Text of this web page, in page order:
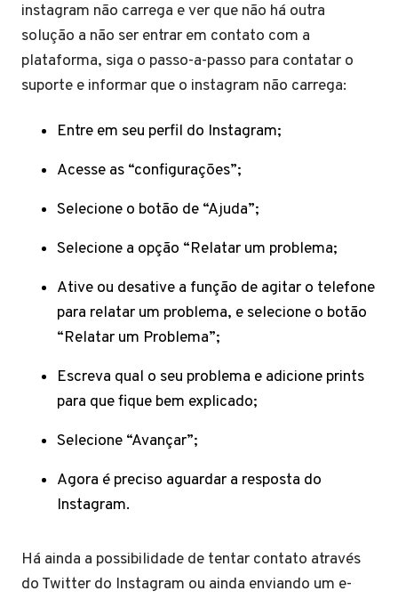
instagram não carrega e ver que não há outra
solução a não ser entrar em contato com a
plataforma, siga o passo-a-passo para contatar o
suporte e informar que o instagram não carrega:
Entre em seu perfil do Instagram;
Acesse as “configurações”;
Selecione o botão de “Ajuda”;
Selecione a opção “Relatar um problema;
Ative ou desative a função de agitar o telefone
para relatar um problema, e selecione o botão
“Relatar um Problema”;
Escreva qual o seu problema e adicione prints
para que fique bem explicado;
Selecione “Avançar”;
Agora é preciso aguardar a resposta do
Instagram.
Há ainda a possibilidade de tentar contato através
do Twitter do Instagram ou ainda enviando um e-